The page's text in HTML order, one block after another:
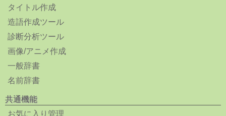
タイトル作成
造語作成ツール
診断分析ツール
画像/アニメ作成
一般辞書
名前辞書
共通機能
お気に入り管理